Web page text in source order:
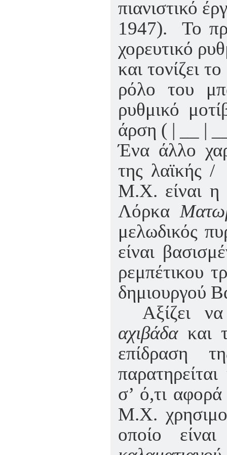
πιανιστικό
1947). Το
χορευτικό
και τονίζει
ρόλο του
ρυθμικό
άρση ( | __ |
Ένα άλλο
της λαϊκής /
Μ.Χ. είναι η
Λόρκα
μελωδικός
είναι
ρεμπέτικου
δημιουργού
Αξίζει
αχιβάδα και
επίδραση
σ’ ό,τι
Μ.Χ.
οποίο